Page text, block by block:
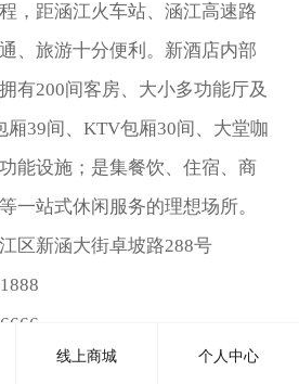
，距涵江火车站、涵江高速路
、旅游十分便利。新酒店内部
有200间客房、大小多功能厅及
厢39间、KTV包厢30间、大堂咖
能设施；是集餐饮、住宿、商
一站式休闲服务的理想场所。
区新涵大街卓坡路288号
线上商城 个人中心